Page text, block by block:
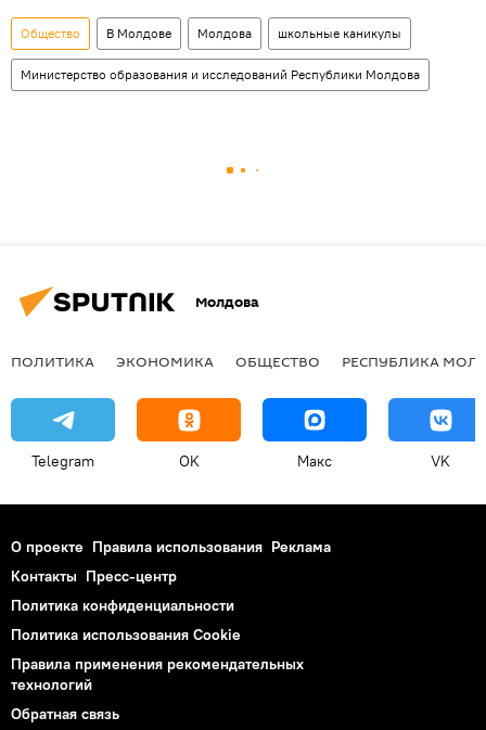
Общество В Молдове Молдова школьные каникулы
Министерство образования и исследований Республики Молдова
Молдова
ПОЛИТИКА ЭКОНОМИКА ОБЩЕСТВО РЕСПУБЛИКА
Telegram OK Макс VK
О проекте Правила использования Реклама
Контакты Пресс-центр
Политика конфиденциальности
Политика использования Cookie
Правила применения рекомендательных
технологий
Обратная связь